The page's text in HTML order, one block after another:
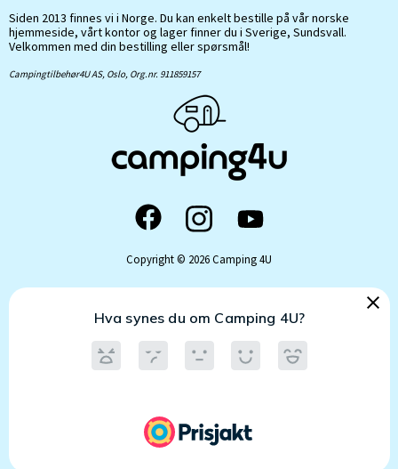
Siden 2013 finnes vi i Norge. Du kan enkelt bestille på vår norske
hjemmeside, vårt kontor og lager finner du i Sverige, Sundsvall.
Velkommen med din bestilling eller spørsmål!
Campingtilbehør4U AS, Oslo, Org.nr. 911859157
Copyright © 2026 Camping 4U